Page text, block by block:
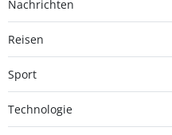
Nachrichten
Reisen
Sport
Technologie